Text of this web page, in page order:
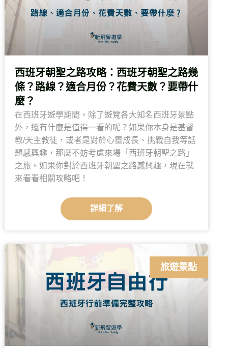
西班牙朝聖之路攻略：西班牙朝聖之路幾
條？路線？適合月份？花費天數？要帶什
麼？
在西班牙遊學期間，除了遊覽各大知名西班牙景點
外，還有什麼是值得一看的呢？如果你本身是基督
教/天主教徒，或者是對於心靈成長、挑戰自我等話
題感興趣，那麼不妨考慮來場「西班牙朝聖之路」
之旅。如果你對於西班牙朝聖之路感興趣，現在就
來看看相關攻略吧！
詳細了解
旅遊景點